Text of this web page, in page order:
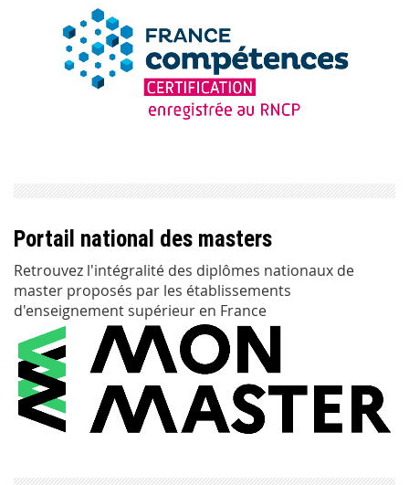
Portail national des masters
Retrouvez l'intégralité des diplômes nationaux de
master proposés par les établissements
d'enseignement supérieur en France